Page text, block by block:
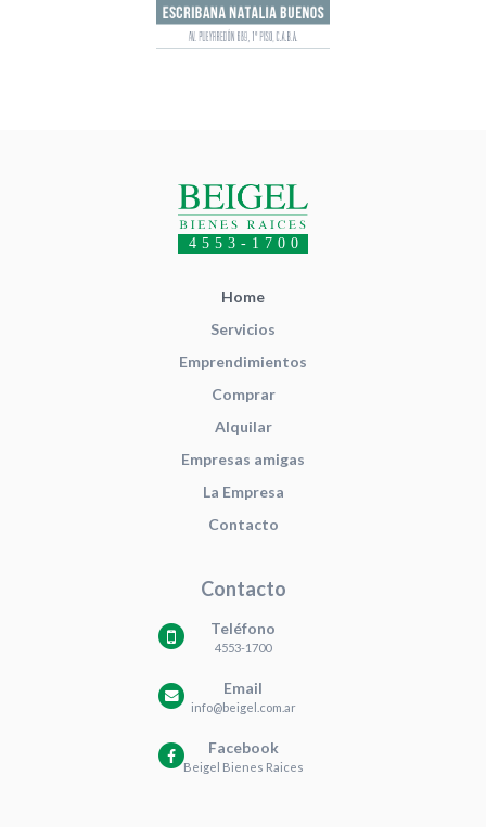
4553-1700
Home
Servicios
Emprendimientos
Comprar
Alquilar
Empresas amigas
La Empresa
Contacto
Contacto
Teléfono
4553-1700
Email
info@beigel.com.ar
Facebook
Beigel Bienes Raices